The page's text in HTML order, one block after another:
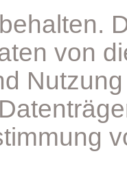
von